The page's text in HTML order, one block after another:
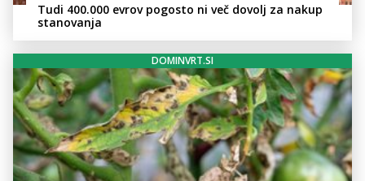
Tudi 400.000 evrov pogosto ni več dovolj za nakup
stanovanja
DOMINVRT.SI